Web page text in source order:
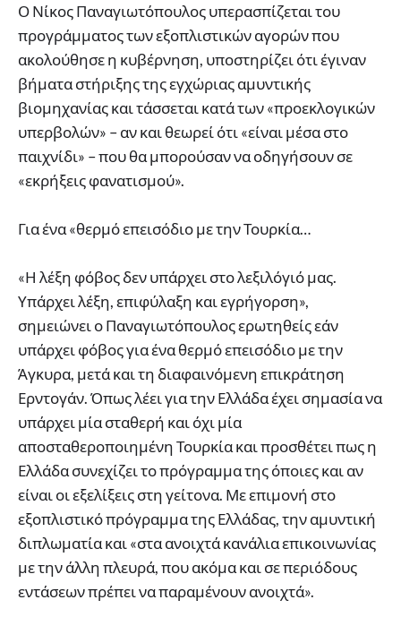
Ο Νίκος Παναγιωτόπουλος υπερασπίζεται του
προγράμματος των εξοπλιστικών αγορών που
ακολούθησε η κυβέρνηση, υποστηρίζει ότι έγιναν
βήματα στήριξης της εγχώριας αμυντικής
βιομηχανίας και τάσσεται κατά των «προεκλογικών
υπερβολών» – αν και θεωρεί ότι «είναι μέσα στο
παιχνίδι» – που θα μπορούσαν να οδηγήσουν σε
«εκρήξεις φανατισμού».
Για ένα «θερμό επεισόδιο με την Τουρκία…
«Η λέξη φόβος δεν υπάρχει στο λεξιλόγιό μας.
Υπάρχει λέξη, επιφύλαξη και εγρήγορση»,
σημειώνει ο Παναγιωτόπουλος ερωτηθείς εάν
υπάρχει φόβος για ένα θερμό επεισόδιο με την
Άγκυρα, μετά και τη διαφαινόμενη επικράτηση
Ερντογάν. Όπως λέει για την Ελλάδα έχει σημασία να
υπάρχει μία σταθερή και όχι μία
αποσταθεροποιημένη Τουρκία και προσθέτει πως η
Ελλάδα συνεχίζει το πρόγραμμα της όποιες και αν
είναι οι εξελίξεις στη γείτονα. Με επιμονή στο
εξοπλιστικό πρόγραμμα της Ελλάδας, την αμυντική
διπλωματία και «στα ανοιχτά κανάλια επικοινωνίας
με την άλλη πλευρά, που ακόμα και σε περιόδους
εντάσεων πρέπει να παραμένουν ανοιχτά».